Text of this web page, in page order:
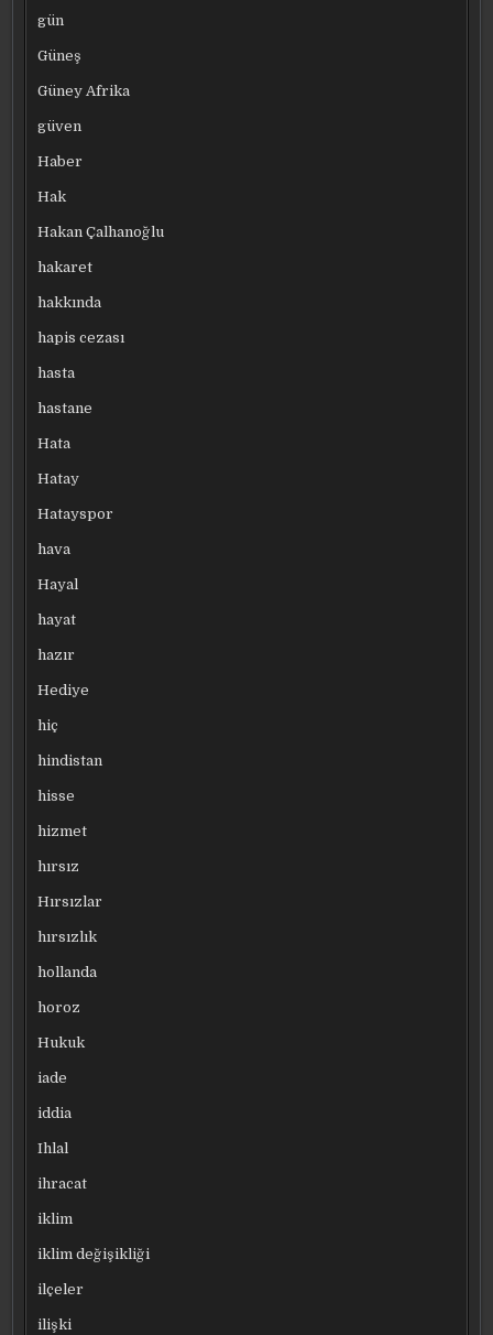
gün
Güneş
Güney Afrika
güven
Haber
Hak
Hakan Çalhanoğlu
hakaret
hakkında
hapis cezası
hasta
hastane
Hata
Hatay
Hatayspor
hava
Hayal
hayat
hazır
Hediye
hiç
hindistan
hisse
hizmet
hırsız
Hırsızlar
hırsızlık
hollanda
horoz
Hukuk
iade
iddia
Ihlal
ihracat
iklim
iklim değişikliği
ilçeler
ilişki